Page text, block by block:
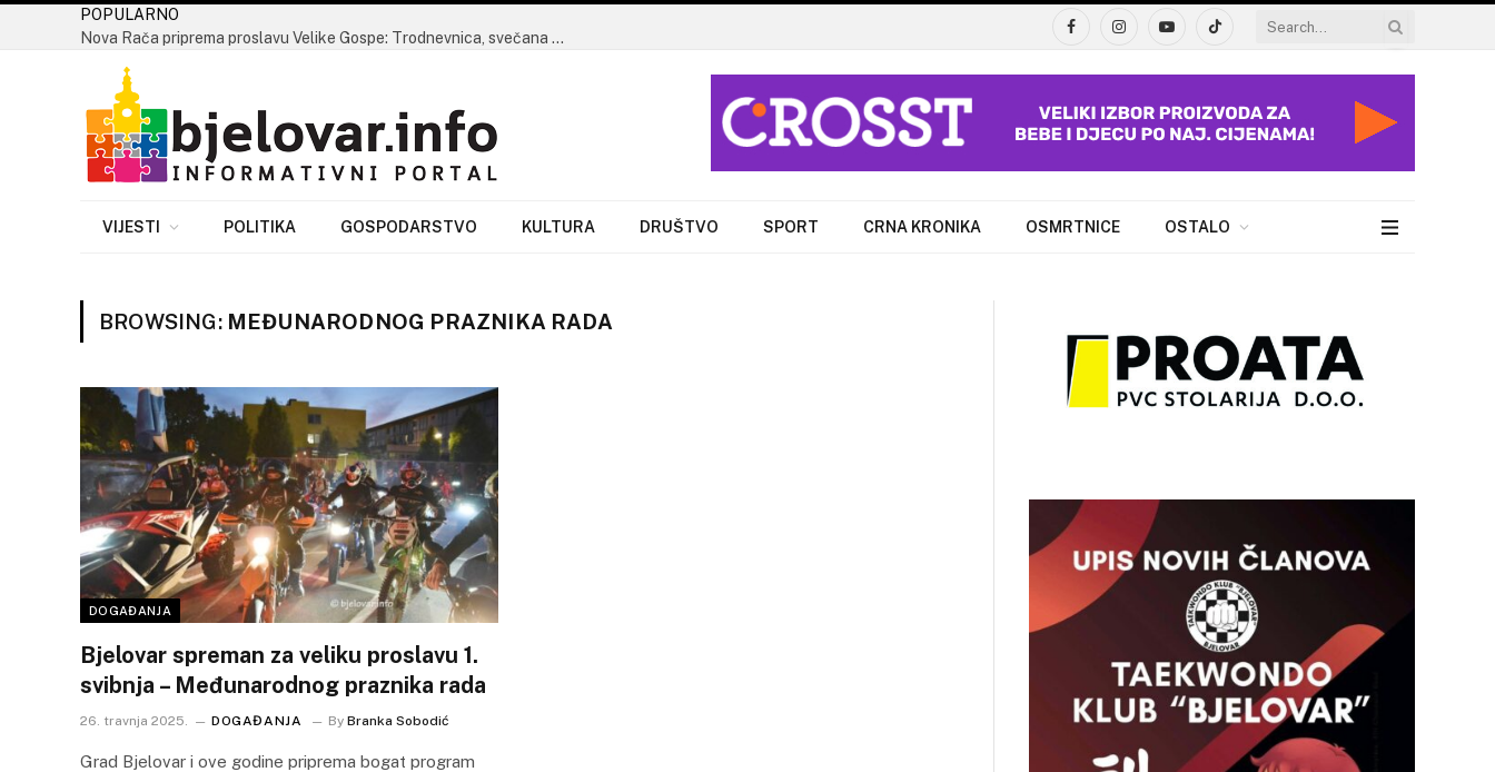
POPULARNO
Nova Rača priprema proslavu Velike Gospe: Trodnevnica, svečana misna slavlja i dolazak kardinala Ernesta Simonija
FacebookInstagramYouTubeTikTok
VIJESTI POLITIKA GOSPODARSTVO KULTURA DRUŠTVO SPORT CRNA KRONIKA OSMRTNICE OSTALO
BROWSING: MEĐUNARODNOG PRAZNIKA RADA
DOGAĐANJA
Bjelovar spreman za veliku proslavu 1.
svibnja – Međunarodnog praznika rada
26. travnja 2025. DOGAĐANJA By Branka Sobodić
Grad Bjelovar i ove godine priprema bogat program